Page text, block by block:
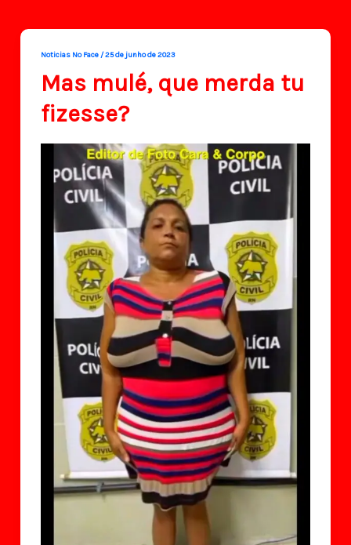
Noticias No Face /25 de junho de 2023
Mas mulé, que merda tu
fizesse?